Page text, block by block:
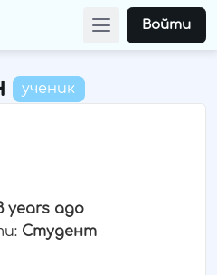
Войти
ученик
years ago
Студент